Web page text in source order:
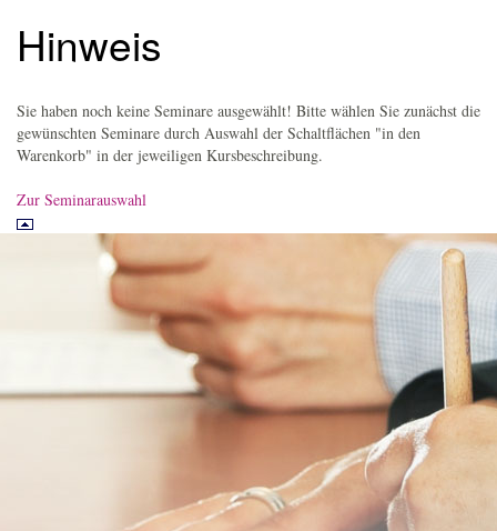
Hinweis
Sie haben noch keine Seminare ausgewählt! Bitte wählen Sie zunächst die
gewünschten Seminare durch Auswahl der Schaltflächen "in den
Warenkorb" in der jeweiligen Kursbeschreibung.
Zur Seminarauswahl